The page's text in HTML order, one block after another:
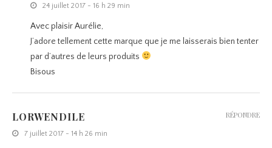
24 juillet 2017 - 16 h 29 min
Avec plaisir Aurélie,
J’adore tellement cette marque que je me laisserais bien tenter
par d’autres de leurs produits
Bisous
LORWENDILE
7 juillet 2017 - 14 h 26 min
RÉPONDRE